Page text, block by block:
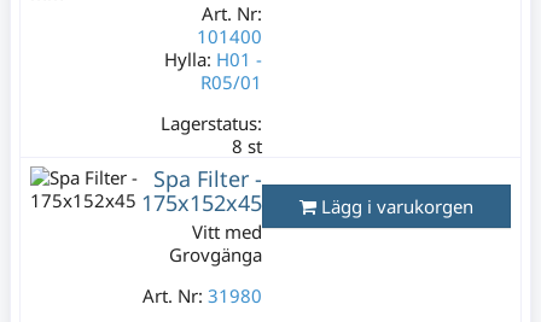
Art. Nr:
101400
Hylla: H01 -
R05/01
Lagerstatus:
8 st
149 kr
Varav moms:
29,80 kr
Spa Filter -
175x152x45
Vitt med
Grovgänga
Art. Nr:31980
Lägg i varukorgen